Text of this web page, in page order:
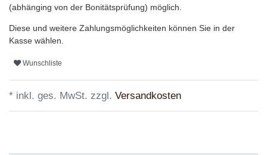
(abhänging von der Bonitätsprüfung) möglich.
Diese und weitere Zahlungsmöglichkeiten können Sie in der
Kasse wählen.
Wunschliste
* inkl. ges. MwSt. zzgl. Versandkosten